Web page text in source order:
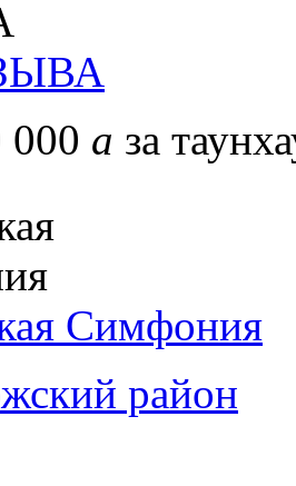
000 a за
Симфония
район